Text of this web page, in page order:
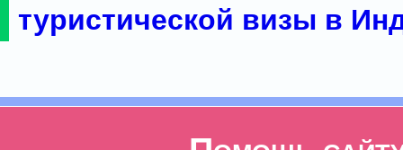
туристической визы в